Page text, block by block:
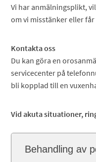
Vi har anmälningsplikt,
om vi misstänker eller
Kontakta oss
Du kan göra en
servicecenter på
bli kopplad till en
Vid akuta situationer,
Behandling av